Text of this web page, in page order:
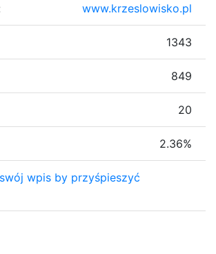
www.krzeslowisko.pl
1343
849
20
2.36%
wpis by przyśpieszyć